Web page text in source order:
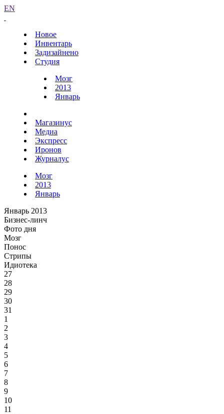
EN
Новое
Инвентарь
Задизайнено
Студия
Мозг
2013
Январь
Магазинус
Медиа
Экспресс
Иронов
Журналус
Мозг
2013
Январь
Январь 2013
Бизнес-линч
Фото дня
Мозг
Понос
Стрипы
Идиотека
27
28
29
30
31
1
2
3
4
5
6
7
8
9
10
11